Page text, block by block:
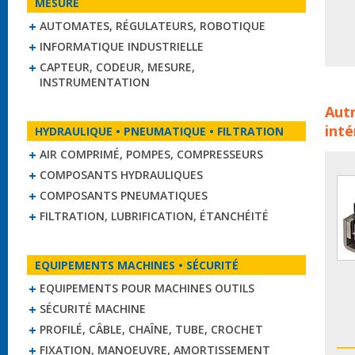
AUTOMATES, RÉGULATEURS, ROBOTIQUE
INFORMATIQUE INDUSTRIELLE
CAPTEUR, CODEUR, MESURE,
INSTRUMENTATION
HYDRAULIQUE • PNEUMATIQUE • FILTRATION
AIR COMPRIMÉ, POMPES, COMPRESSEURS
COMPOSANTS HYDRAULIQUES
COMPOSANTS PNEUMATIQUES
FILTRATION, LUBRIFICATION, ÉTANCHÉITÉ
EQUIPEMENTS MACHINES • SÉCURITÉ
EQUIPEMENTS POUR MACHINES OUTILS
SÉCURITÉ MACHINE
PROFILÉ, CÂBLE, CHAÎNE, TUBE, CROCHET
FIXATION, MANOEUVRE, AMORTISSEMENT
de